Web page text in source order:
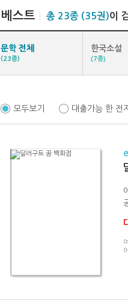
베스트 총 23종 (35권)이
문학 전체
(23종)
한국소설
(7종)
모두보기 대출가능 한 전